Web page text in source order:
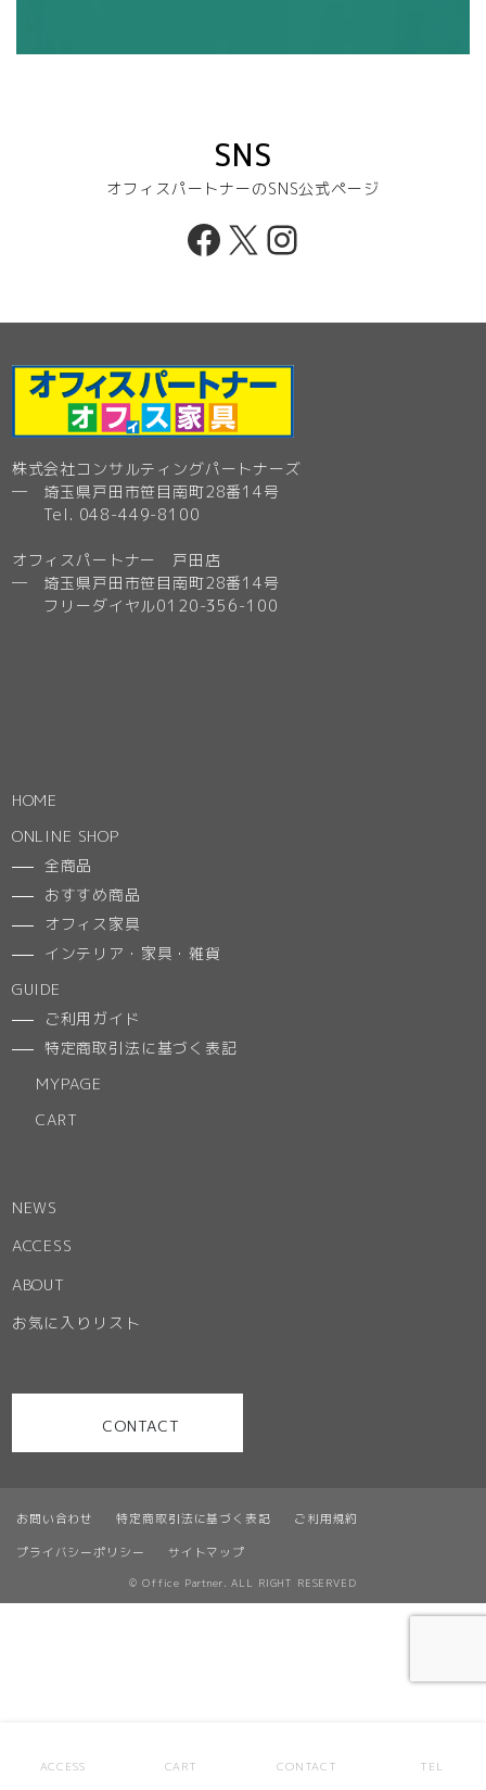
SNS
オフィスパートナーのSNS公式ページ
Facebook
X Instagram
お問い合わせ 特定商取引法に基づく表記 ご利用規約
プライバシーポリシー サイトマップ
株式会社コンサルティングパートナーズ
─ 埼玉県戸田市笹目南町28番14号
Tel. 048-449-8100
オフィスパートナー 戸田店
─ 埼玉県戸田市笹目南町28番14号
フリーダイヤル0120-356-100
HOME
ONLINE SHOP
全商品
おすすめ商品
オフィス家具
インテリア・家具・雑貨
GUIDE
ご利用ガイド
特定商取引法に基づく表記
MYPAGE
CART
NEWS
ACCESS
ABOUT
お気に入りリスト
CONTACT
© Office Partner. ALL RIGHT RESERVED
ACCESS CART CONTACT TEL